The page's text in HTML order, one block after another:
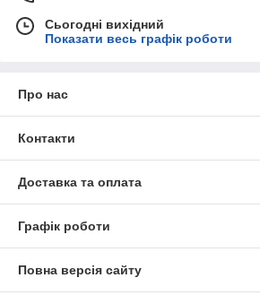
Сьогодні вихідний
Показати весь графік роботи
Про нас
Контакти
Доставка та оплата
Графік роботи
Повна версія сайту